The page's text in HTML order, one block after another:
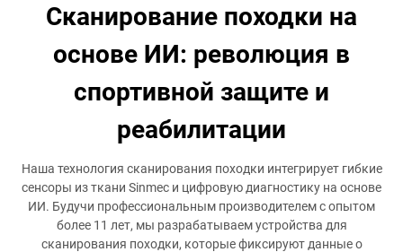
Сканирование походки на
основе ИИ: революция в
спортивной защите и
реабилитации
Наша технология сканирования походки интегрирует гибкие
сенсоры из ткани Sinmec и цифровую диагностику на основе
ИИ. Будучи профессиональным производителем с опытом
более 11 лет, мы разрабатываем устройства для
сканирования походки, которые фиксируют данные о